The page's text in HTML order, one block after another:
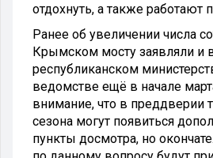
отдохнуть, а также работают
Ранее об увеличении числа
Крымском мосту заявляли и
республиканском
ведомстве ещё в начале
внимание, что в преддверии
сезона могут появиться
пункты досмотра, но